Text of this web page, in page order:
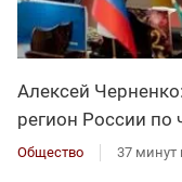
Алексей
регион России по
Общество 37 минут